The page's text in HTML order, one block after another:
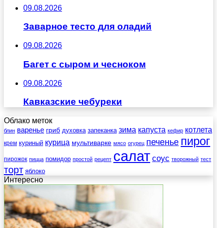
09.08.2026
Заварное тесто для оладий
09.08.2026
Багет с сыром и чесноком
09.08.2026
Кавказские чебуреки
Облако меток
блин варенье гриб духовка запеканка зима капуста кефир котлета
крем куриный курица мультиварке мясо огурец печенье пирог
пирожок пицца помидор простой рецепт салат соус творожный тест
торт яблоко
Интересно